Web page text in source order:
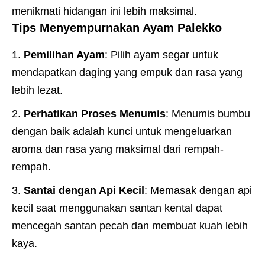
menikmati hidangan ini lebih maksimal.
Tips Menyempurnakan Ayam Palekko
Pemilihan Ayam: Pilih ayam segar untuk
mendapatkan daging yang empuk dan rasa yang
lebih lezat.
Perhatikan Proses Menumis: Menumis bumbu
dengan baik adalah kunci untuk mengeluarkan
aroma dan rasa yang maksimal dari rempah-
rempah.
Santai dengan Api Kecil: Memasak dengan api
kecil saat menggunakan santan kental dapat
mencegah santan pecah dan membuat kuah lebih
kaya.